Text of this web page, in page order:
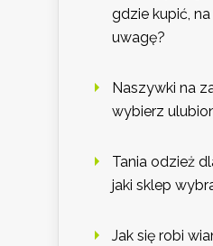
gdzie kupić,
uwagę?
Naszywki na
wybierz
Tania odzież
jaki sklep
Jak się robi